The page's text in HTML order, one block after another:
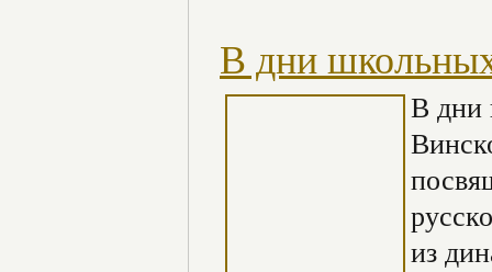
В дни
В дни
из